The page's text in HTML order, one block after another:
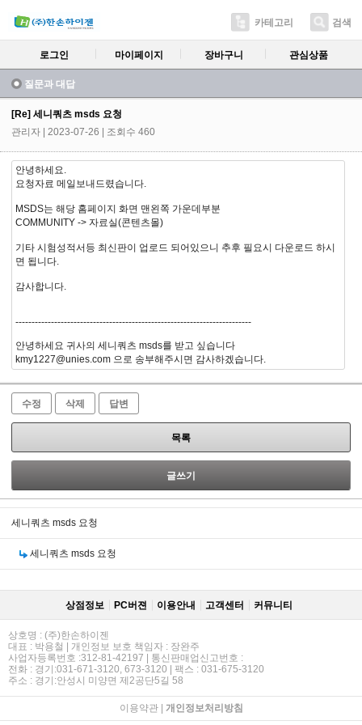
카테고리 검색
로그인 마이페이지 장바구니 관심상품
질문과 대답
[Re] 세니쿼츠 msds 요청
관리자
| 2023-07-26 | 조회수 460
안녕하세요.
요청자료 메일보내드렸습니다.
MSDS는 해당 홈페이지 화면 맨왼쪽 가운데부분
COMMUNITY -> 자료실(콘텐츠몰)
기타 시험성적서등 최신판이 업로드 되어있으니 추후 필요시 다운로드 하시
면 됩니다.
감사합니다.
-------------------------------------------------------------------------
안녕하세요 귀사의 세니쿼츠 msds를 받고 싶습니다
kmy1227@unies.com 으로 송부해주시면 감사하겠습니다.
수정 삭제 답변
목록
글쓰기
세니쿼츠 msds 요청
세니쿼츠 msds 요청
상점정보 PC버젼 이용안내 고객센터 커뮤니티
상호명 : (주)한손하이젠
대표 : 박용철 | 개인정보 보호 책임자 : 장완주
사업자등록번호 :312-81-42197 | 통신판매업신고번호 :
전화 : 경기:031-671-3120, 673-3120 | 팩스 : 031-675-3120
주소 : 경기:안성시 미양면 제2공단5길 58
이용약관| 개인정보처리방침